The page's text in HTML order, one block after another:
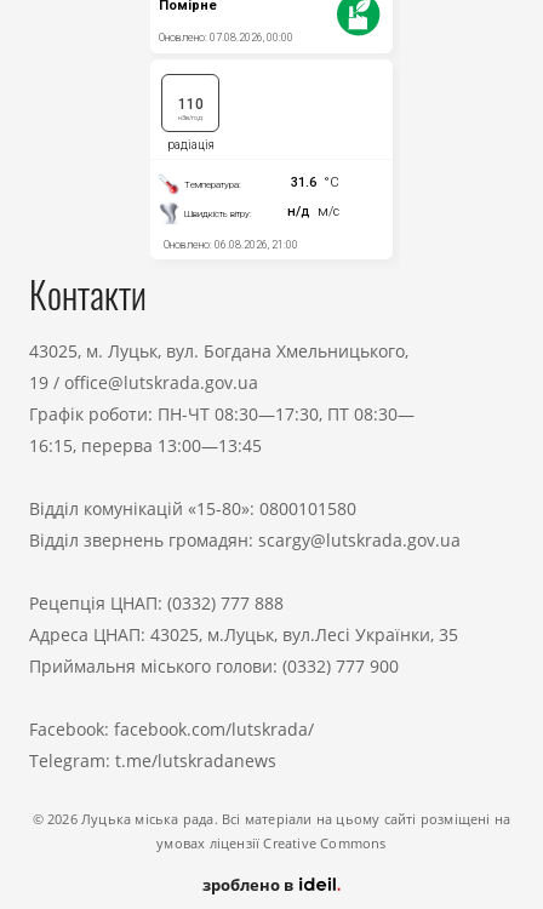
Контакти
43025, м. Луцьк, вул. Богдана Хмельницького,
19 / office@lutskrada.gov.ua
Графік роботи: ПН-ЧТ 08:30—17:30, ПТ 08:30—
16:15, перерва 13:00—13:45
Відділ комунікацій «15-80»: 0800101580
Відділ звернень громадян: scargy@lutskrada.gov.ua
Рецепція ЦНАП: (0332) 777 888
Адреса ЦНАП: 43025, м.Луцьк, вул.Лесі Українки, 35
Приймальня міського голови: (0332) 777 900
Facebook: facebook.com/lutskrada/
Telegram: t.me/lutskradanews
© 2026 Луцька міська рада. Всі матеріали на цьому сайті розміщені на
умовах ліцензії Creative Commons
зроблено в